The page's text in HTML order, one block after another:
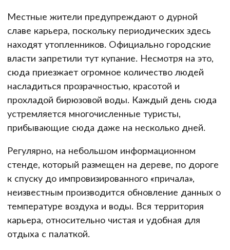
Местные жители предупреждают о дурной
славе карьера, поскольку периодических здесь
находят утопленников. Официально городские
власти запретили тут купание. Несмотря на это,
сюда приезжает огромное количество людей
насладиться прозрачностью, красотой и
прохладой бирюзовой воды. Каждый день сюда
устремляется многочисленные туристы,
прибывающие сюда даже на несколько дней.
Регулярно, на небольшом информационном
стенде, который размещен на дереве, по дороге
к спуску до импровизированного «причала»,
неизвестным производится обновление данных о
температуре воздуха и воды. Вся территория
карьера, относительно чистая и удобная для
отдыха с палаткой.